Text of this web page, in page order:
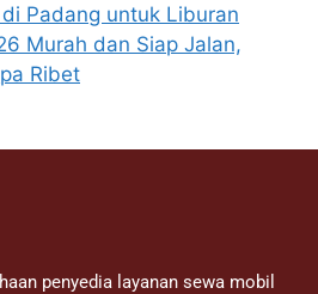
Padang untuk Liburan
Murah dan Siap Jalan,
Ribet
penyedia layanan sewa mobil